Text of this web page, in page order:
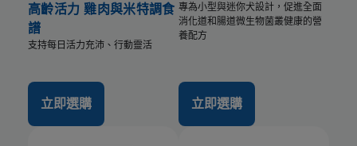
高齡活力 雞肉與米特調食
譜
支持每日活力充沛、行動靈活
立即選購
專為小型與迷你犬設計，促進全面
消化道和腸道微生物菌叢健康的營
養配方
立即選購